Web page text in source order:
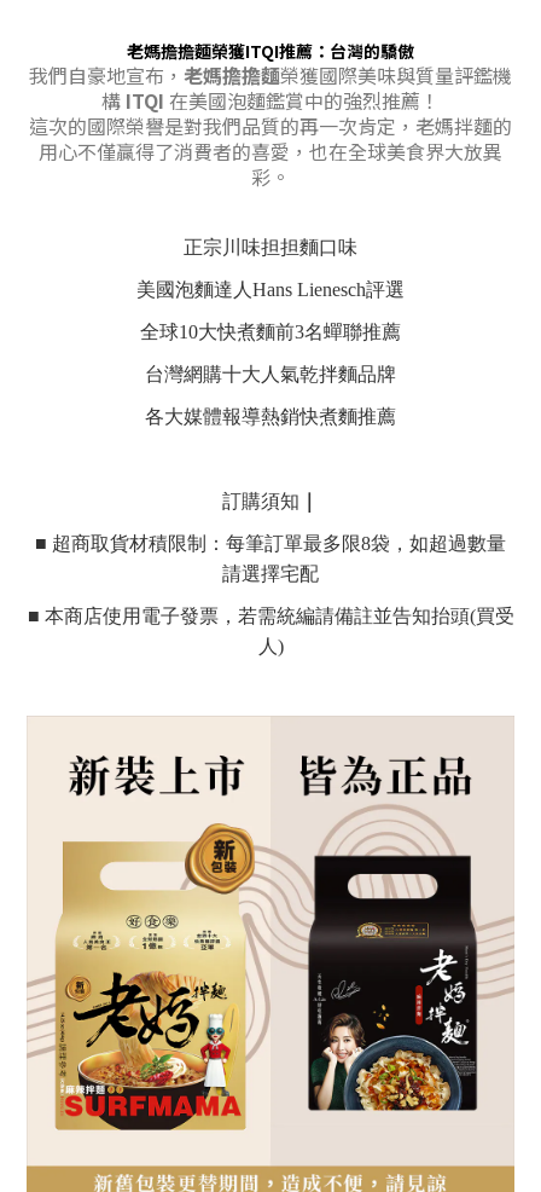
老媽擔擔麵榮獲ITQI推薦：台灣的驕傲
我們自豪地宣布， 老媽擔擔麵榮獲國際美味與質量評鑑機
構 ITQI 在美國泡麵鑑賞中的強烈推薦！
這次的國際榮譽是對我們品質的再一次肯定，老媽拌麵的
用心不僅贏得了消費者的喜愛，也在全球美食界大放異
彩。
正宗川味担担麵口味
美國泡麵達人Hans Lienesch評選
全球10大快煮麵前3名蟬聯推薦
台灣網購十大人氣乾拌麵品牌
各大媒體報導熱銷快煮麵推薦
訂購須知
■ 超商取貨材積限制：每筆訂單最多限8袋，如超過數量
請選擇宅配
■ 本商店使用電子發票，若需統編請備註並告知抬頭(買受
人)